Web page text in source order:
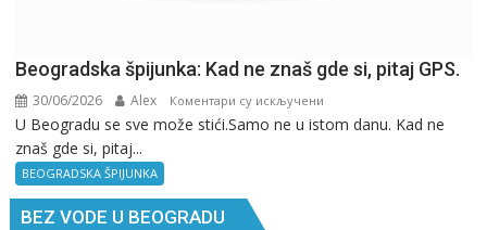
Beogradska špijunka: Kad ne znaš gde si, pitaj GPS.
30/06/2026 Alex Коментари су искључени
Beogradska
U Beogradu se sve može stići.Samo ne u istom danu. Kad ne
znaš gde si, pitaj...
BEOGRADSKA ŠPIJUNKA
BEZ VODE U BEOGRADU